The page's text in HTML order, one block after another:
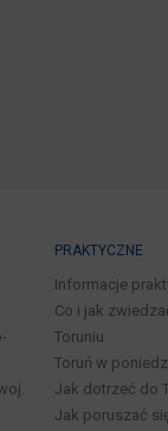
PRAKTYCZNE
Informacje
Co i jak
Toruniu
Toruń w
Jak dotrzeć do
Jak poruszać